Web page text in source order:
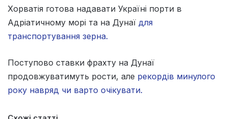
Хорватія готова надавати Україні порти в
Адріатичному морі та на Дунаї для
транспортування зерна.
Поступово ставки фрахту на Дунаї
продовжуватимуть рости, але рекордів минулого
року навряд чи варто очікувати.